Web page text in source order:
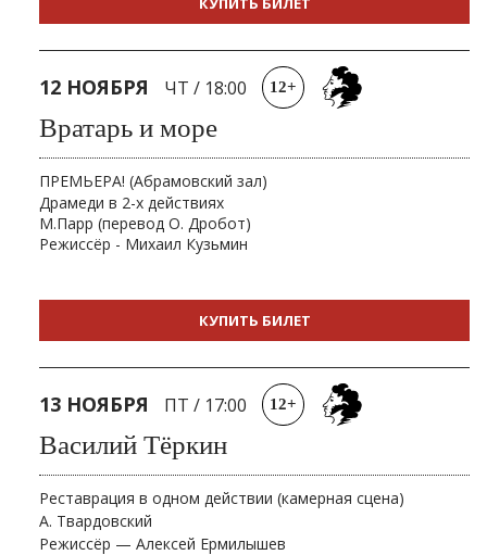
12 НОЯБРЯ ЧТ / 18:00 12+
Вратарь и море
ПРЕМЬЕРА! (Абрамовский зал)
Драмеди в 2-х действиях
М.Парр (перевод О. Дробот)
Режиссёр - Михаил Кузьмин
КУПИТЬ БИЛЕТ
13 НОЯБРЯ ПТ / 17:00 12+
Василий Тёркин
Реставрация в одном действии (камерная сцена)
А. Твардовский
Режиссёр — Алексей Ермилышев